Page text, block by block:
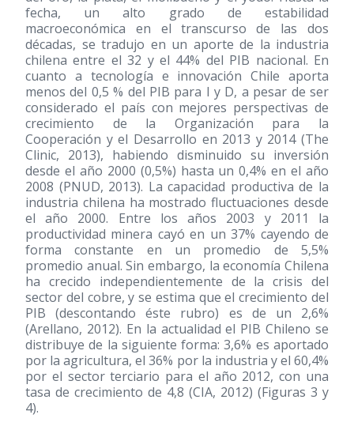
fecha, un alto grado de estabilidad
macroeconómica en el transcurso de las dos
décadas, se tradujo en un aporte de la industria
chilena entre el 32 y el 44% del PIB nacional. En
cuanto a tecnología e innovación Chile aporta
menos del 0,5 % del PIB para I y D, a pesar de ser
considerado el país con mejores perspectivas de
crecimiento de la Organización para la
Cooperación y el Desarrollo en 2013 y 2014 (The
Clinic, 2013), habiendo disminuido su inversión
desde el año 2000 (0,5%) hasta un 0,4% en el año
2008 (PNUD, 2013). La capacidad productiva de la
industria chilena ha mostrado fluctuaciones desde
el año 2000. Entre los años 2003 y 2011 la
productividad minera cayó en un 37% cayendo de
forma constante en un promedio de 5,5%
promedio anual. Sin embargo, la economía Chilena
ha crecido independientemente de la crisis del
sector del cobre, y se estima que el crecimiento del
PIB (descontando éste rubro) es de un 2,6%
(Arellano, 2012). En la actualidad el PIB Chileno se
distribuye de la siguiente forma: 3,6% es aportado
por la agricultura, el 36% por la industria y el 60,4%
por el sector terciario para el año 2012, con una
tasa de crecimiento de 4,8 (CIA, 2012) (Figuras 3 y
4).